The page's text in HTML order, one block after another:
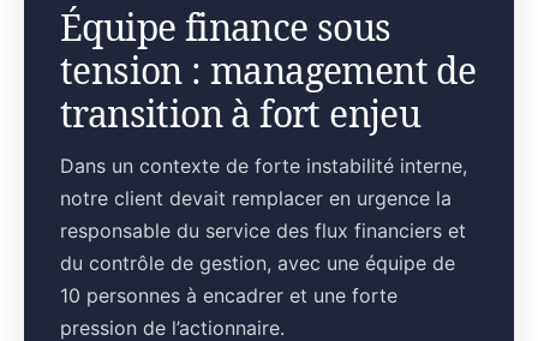
Équipe finance sous
tension : management de
transition à fort enjeu
Dans un contexte de forte instabilité interne,
notre client devait remplacer en urgence la
responsable du service des flux financiers et
du contrôle de gestion, avec une équipe de
10 personnes à encadrer et une forte
pression de l’actionnaire.